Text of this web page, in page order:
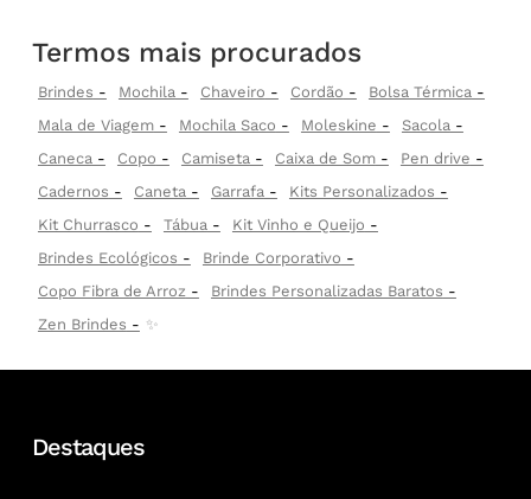
Termos mais procurados
Brindes Mochila Chaveiro Cordão
Bolsa Térmica
Mala de Viagem
Mochila Saco Moleskine
Sacola
Caneca
Copo Camiseta Caixa de Som
Pen drive
Cadernos
Caneta Garrafa
Kits Personalizados
Kit Churrasco
Tábua
Kit Vinho e Queijo
Brindes Ecológicos
Brinde Corporativo
Copo Fibra de Arroz
Brindes Personalizadas Baratos
Zen Brindes
✨
Destaques